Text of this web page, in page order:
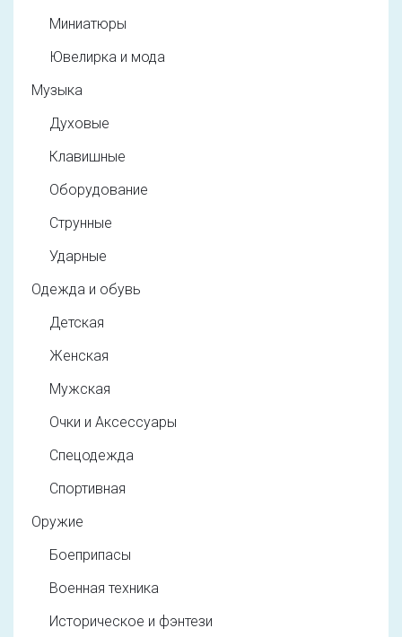
Миниатюры
Ювелирка и мода
Музыка
Духовые
Клавишные
Оборудование
Струнные
Ударные
Одежда и обувь
Детская
Женская
Мужская
Очки и Аксессуары
Спецодежда
Спортивная
Оружие
Боеприпасы
Военная техника
Историческое и фэнтези